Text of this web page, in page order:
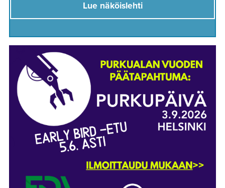
Lue näköislehti